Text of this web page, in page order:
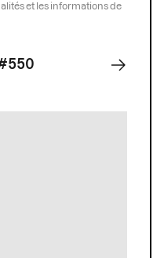
et les informations de